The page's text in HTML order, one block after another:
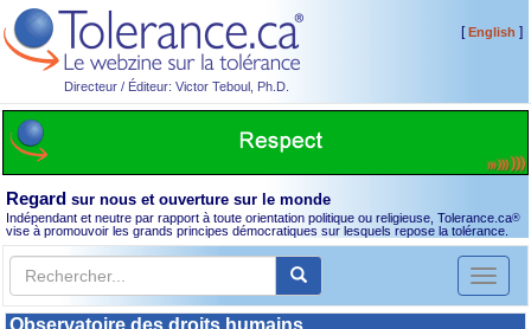
Directeur / Éditeur: Victor Teboul, Ph.D.
[English ]
Regard sur nous et ouverture sur le monde
Indépendant et neutre par rapport à toute orientation politique ou religieuse, Tolerance.ca®
vise à promouvoir les grands principes démocratiques sur lesquels repose la tolérance.
Toggle
Observatoire des droits humains